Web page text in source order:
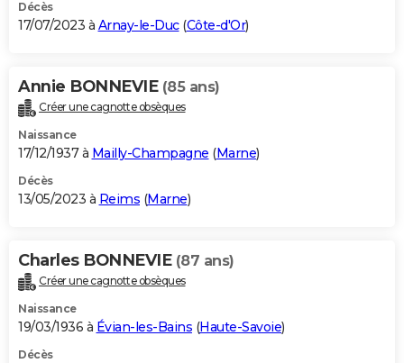
Décès
17/07/2023 à Arnay-le-Duc(Côte-d'Or)
Annie BONNEVIE (85 ans)
Créer une cagnotte obsèques
Naissance
17/12/1937 à Mailly-Champagne (Marne)
Décès
13/05/2023 à Reims (Marne)
Charles BONNEVIE (87 ans)
Créer une cagnotte obsèques
Naissance
19/03/1936 à Évian-les-Bains (Haute-Savoie)
Décès